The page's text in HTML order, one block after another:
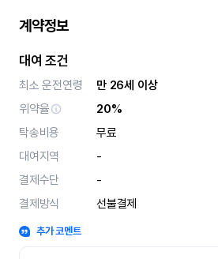
계약정보
대여 조건
최소 운전연령
만 26세 이상
위약율
20%
탁송비용
무료
대여지역
-
결제수단
-
결제방식
선불결제
추가 코멘트